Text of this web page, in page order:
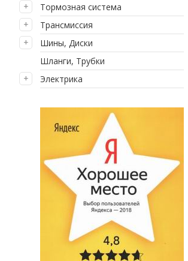
Тормозная система
Трансмиссия
Шины, Диски
Шланги, Трубки
Электрика